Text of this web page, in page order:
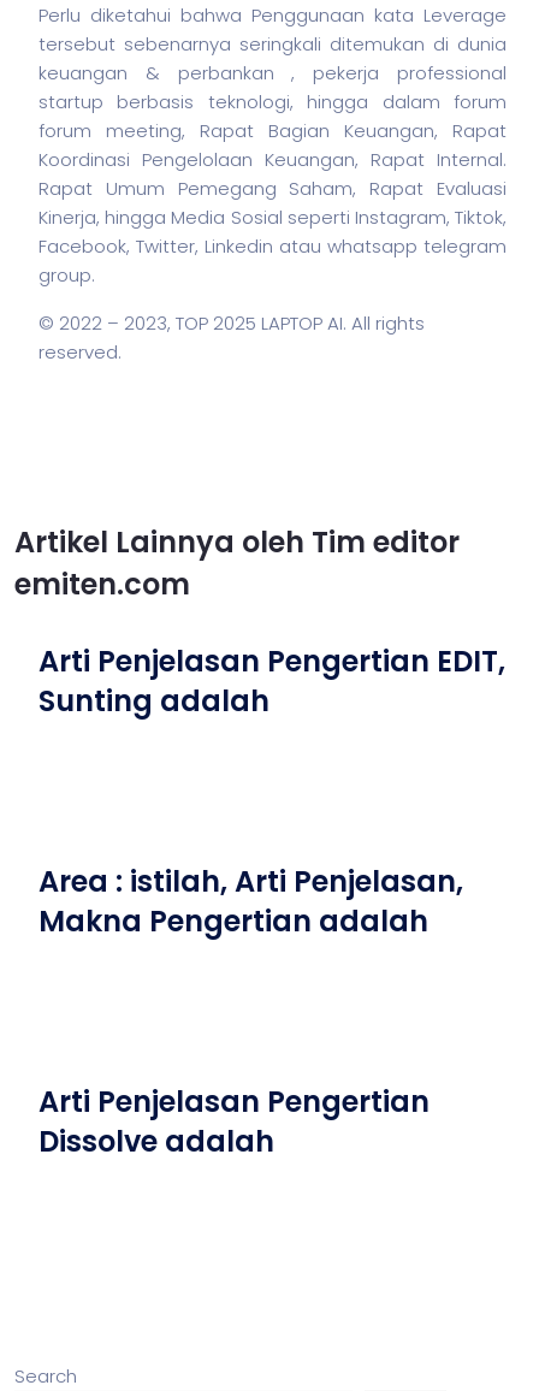
Perlu diketahui bahwa Penggunaan kata Leverage
tersebut sebenarnya seringkali ditemukan di dunia
keuangan & perbankan , pekerja professional
startup berbasis teknologi, hingga dalam forum
forum meeting, Rapat Bagian Keuangan, Rapat
Koordinasi Pengelolaan Keuangan, Rapat Internal.
Rapat Umum Pemegang Saham, Rapat Evaluasi
Kinerja, hingga Media Sosial seperti Instagram, Tiktok,
Facebook, Twitter, Linkedin atau whatsapp telegram
group.
© 2022 – 2023, TOP 2025 LAPTOP AI. All rights
reserved.
Artikel Lainnya oleh Tim editor
emiten.com
Arti Penjelasan Pengertian EDIT,
Sunting adalah
Area : istilah, Arti Penjelasan,
Makna Pengertian adalah
Arti Penjelasan Pengertian
Dissolve adalah
Search